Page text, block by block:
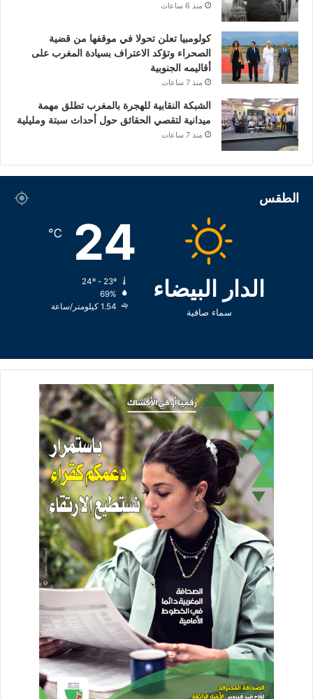
منذ 6 ساعات
كولومبيا تعلن تحولا في موقفها من قضية
الصحراء وتؤكد الاعتراف بسيادة المغرب على
أقاليمه الجنوبية
منذ 7 ساعات
الشبكة النقابية للهجرة بالمغرب تطلق مهمة
ميدانية لتقصي الحقائق حول أحداث سبتة ومليلية
منذ 7 ساعات
الطقس
الدار البيضاء
سماء صافية
24
℃
69%
1.54 كيلومتر/ساعة